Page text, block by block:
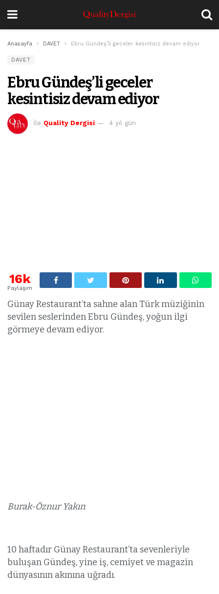
Anasayfa DAVET Ebru Gündeş’li geceler kesintisiz devam ediyor
DAVET
Ebru Gündeş’li geceler
kesintisiz devam ediyor
İle Quality Dergisi 4 yıl gün
16k
Paylaşım
Günay Restaurant’ta sahne alan Türk müziğinin
sevilen seslerinden Ebru Gündeş, yoğun ilgi
görmeye devam ediyor.
Burak-Öznur Yakın
10 haftadır Günay Restaurant’ta sevenleriyle
buluşan Gündeş, yine iş, cemiyet ve magazin
dünyasının akınına uğradı.